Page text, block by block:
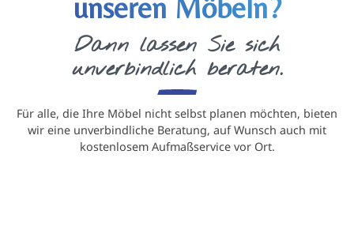
unseren Möbeln?
Dann lassen Sie sich
unverbindlich beraten.
Für alle, die Ihre Möbel nicht selbst planen möchten, bieten
wir eine unverbindliche Beratung, auf Wunsch auch mit
kostenlosem Aufmaßservice vor Ort.